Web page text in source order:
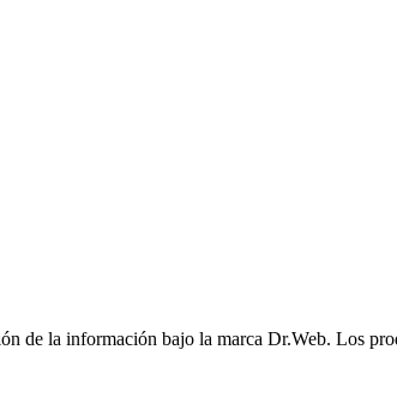
de la información bajo la marca Dr.Web. Los